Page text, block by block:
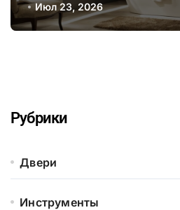
Июл 23, 2026
Рубрики
Двери
Инструменты